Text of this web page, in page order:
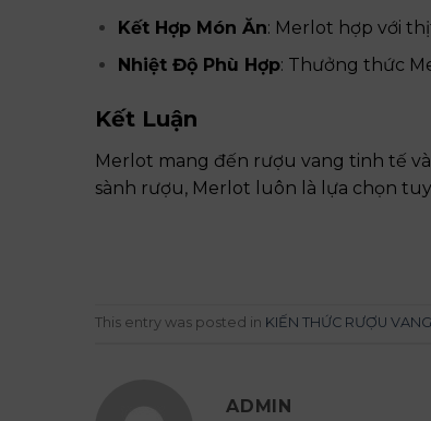
Kết Hợp Món Ăn: Merlot hợp với
Nhiệt Độ Phù Hợp: Thưởng thức
Kết Luận
Merlot mang đến rượu vang tinh tế
sành rượu, Merlot luôn là lựa chọn
This entry was posted in KIẾN THỨC RƯỢU VANG
ADMIN